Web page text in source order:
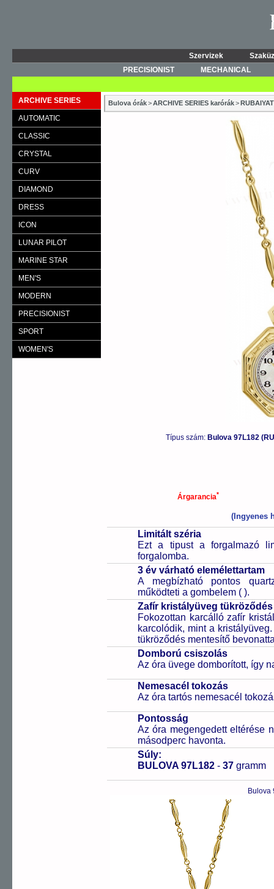
Szervizek
PRECISIONIST
MECHANICAL
ARCHIVE SERIES
AUTOMATIC
CLASSIC
CRYSTAL
CURV
DIAMOND
DRESS
ICON
LUNAR PILOT
MARINE STAR
MEN'S
MODERN
PRECISIONIST
SPORT
WOMEN'S
Bulova órák>ARCHIVE SERIES karórák>
Típus szám: Bulova 97L182
Árgarancia*
(Ingyenes
Limitált széria
Ezt a tipust a forgalmazó
forgalomba.
3 év várható elemélettartam
A megbízható pontos
működteti a gombelem ( ).
Zafír kristályüveg
Fokozottan karcálló zafír
karcolódik, mint a
tükröződés mentesítő
Domború csiszolás
Az óra üvege domborított, így
Nemesacél tokozás
Az óra tartós nemesacél
Pontosság
Az óra megengedett eltérése
másodperc havonta.
Súly:
BULOVA 97L182 - 37 gramm
Bulova